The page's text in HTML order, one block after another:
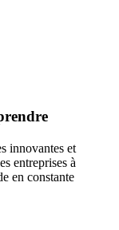
innovantes et
entreprises à
en constante